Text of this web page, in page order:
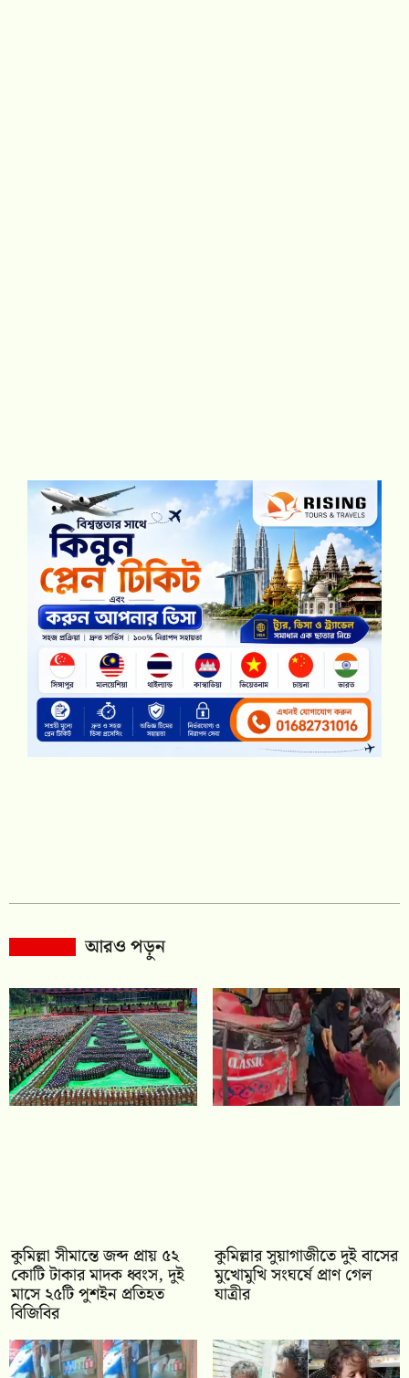
আরও পড়ুন
কুমিল্লা সীমান্তে জব্দ প্রায় ৫২
কোটি টাকার মাদক ধ্বংস, দুই
মাসে ২৫টি পুশইন প্রতিহত
বিজিবির
কুমিল্লার সুয়াগাজীতে দুই বাসের
মুখোমুখি সংঘর্ষে প্রাণ গেল
যাত্রীর